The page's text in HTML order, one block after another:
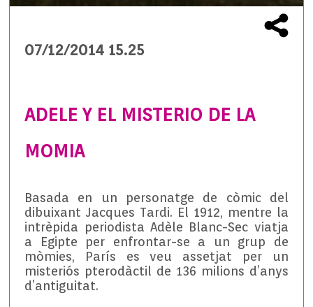
07/12/2014 15.25
ADELE Y EL MISTERIO DE LA
MOMIA
Basada en un personatge de còmic del
dibuixant Jacques Tardi. El 1912, mentre la
intrèpida periodista Adèle Blanc-Sec viatja
a Egipte per enfrontar-se a un grup de
mòmies, París es veu assetjat per un
misteriós pterodàctil de 136 milions d’anys
d’antiguitat.